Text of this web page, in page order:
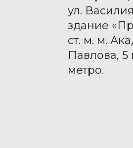
ул.
здание
ст. м. м.
Павлова, 5
метро.